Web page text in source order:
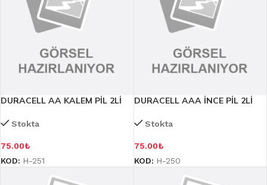
DURACELL AA KALEM PİL 2Lİ
Stokta
75.00₺
KOD: H-251
DURACELL AAA İNCE PİL 2Lİ
Stokta
75.00₺
KOD: H-250